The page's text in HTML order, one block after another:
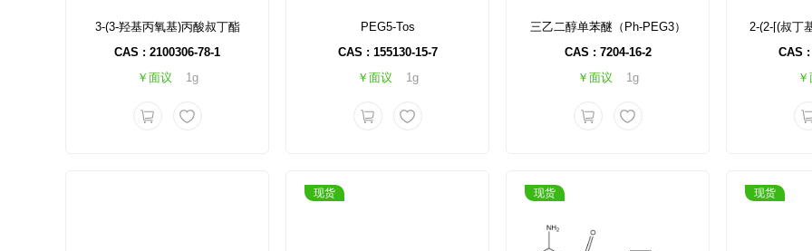
3-(3-羟基丙氧基)丙酸叔丁酯
CAS : 2100306-78-1
￥面议
1g
PEG5-Tos
CAS : 155130-15-7
￥面议
1g
三乙二醇单苯醚（Ph-PEG3）
CAS : 7204-16-2
￥面议
1g
CAS :
现货 现货 现货